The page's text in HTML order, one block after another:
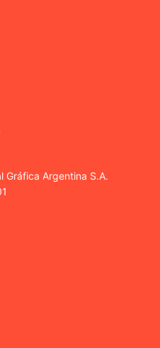
Gráfica Argentina S.A.